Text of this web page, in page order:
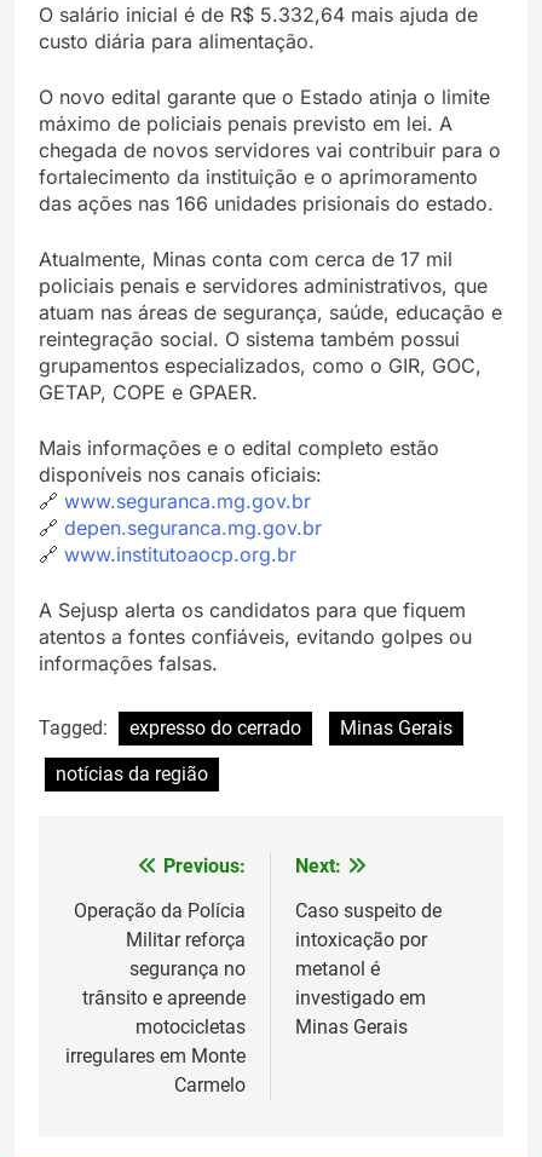
O salário inicial é de R$ 5.332,64 mais ajuda de
custo diária para alimentação.
O novo edital garante que o Estado atinja o limite
máximo de policiais penais previsto em lei. A
chegada de novos servidores vai contribuir para o
fortalecimento da instituição e o aprimoramento
das ações nas 166 unidades prisionais do estado.
Atualmente, Minas conta com cerca de 17 mil
policiais penais e servidores administrativos, que
atuam nas áreas de segurança, saúde, educação e
reintegração social. O sistema também possui
grupamentos especializados, como o GIR, GOC,
GETAP, COPE e GPAER.
Mais informações e o edital completo estão
disponíveis nos canais oficiais:
🔗 www.seguranca.mg.gov.br
🔗 depen.seguranca.mg.gov.br
🔗 www.institutoaocp.org.br
A Sejusp alerta os candidatos para que fiquem
atentos a fontes confiáveis, evitando golpes ou
informações falsas.
Tagged: expresso do cerrado
Minas Gerais
notícias da região
Navegação
de
Previous:
Operação da Polícia
Militar reforça
segurança no
trânsito e apreende
motocicletas
irregulares em Monte
Carmelo
Next:
Caso suspeito de
intoxicação por
metanol é
investigado em
Minas Gerais